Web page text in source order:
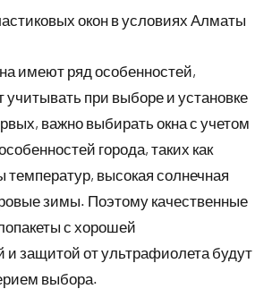
окон в условиях Алматы
имеют ряд особенностей,
учитывать при выборе и установке
важно выбирать окна с учетом
города, таких как
температур, высокая солнечная
зимы. Поэтому качественные
с хорошей
и защитой от ультрафиолета будут
выбора.